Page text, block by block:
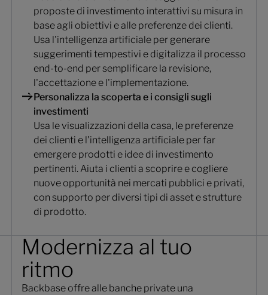
proposte di investimento interattivi su misura in
base agli obiettivi e alle preferenze dei clienti.
Usa l'intelligenza artificiale per generare
suggerimenti tempestivi e digitalizza il processo
end-to-end per semplificare la revisione,
l'accettazione e l'implementazione.
Personalizza la scoperta e i consigli sugli
investimenti
Usa le visualizzazioni della casa, le preferenze
dei clienti e l'intelligenza artificiale per far
emergere prodotti e idee di investimento
pertinenti. Aiuta i clienti a scoprire e cogliere
nuove opportunità nei mercati pubblici e privati,
con supporto per diversi tipi di asset e strutture
di prodotto.
Modernizza al tuo
ritmo
Backbase offre alle banche private una